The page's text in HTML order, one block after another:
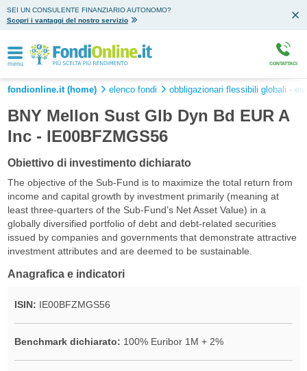
SEI UN CONSULENTE FINANZIARIO AUTONOMO?
Scopri i vantaggi del nostro servizio
menu CONTATTACI
fondionline.it (home) elenco fondi obbligazionari flessibili globali -
BNY Mellon Sust Glb Dyn Bd EUR A
Inc - IE00BFZMGS56
Obiettivo di investimento dichiarato
The objective of the Sub-Fund is to maximize the total return from
income and capital growth by investment primarily (meaning at
least three-quarters of the Sub-Fund’s Net Asset Value) in a
globally diversified portfolio of debt and debt-related securities
issued by companies and governments that demonstrate attractive
investment attributes and are deemed to be sustainable.
Anagrafica e indicatori
ISIN: IE00BFZMGS56
Benchmark dichiarato: 100% Euribor 1M + 2%